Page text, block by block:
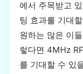
에서 주목받고
팅 효과를 기대
원하는 많은 이
렇다면 4MHz
를 기대할 수 있